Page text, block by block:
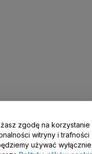
się z nami
zgodę na korzystanie
witryny i trafności
używać wyłącznie